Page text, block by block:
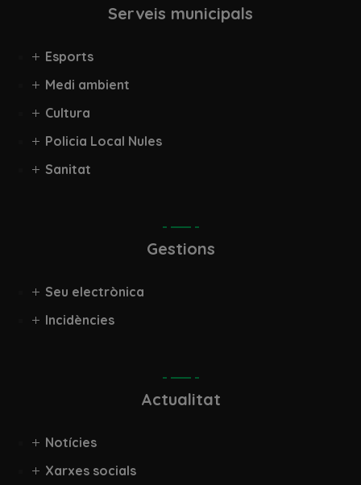
Serveis municipals
Esports
Medi ambient
Cultura
Policia Local Nules
Sanitat
Gestions
Seu electrònica
Incidències
Actualitat
Notícies
Xarxes socials